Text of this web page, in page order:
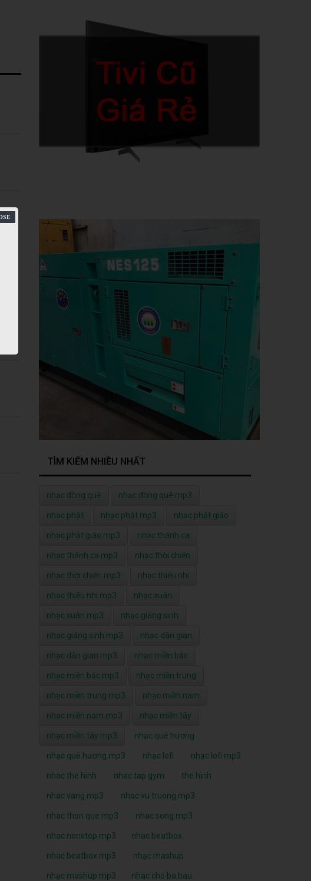
TÌM KIẾM NHIỀU NHẤT
nhạc đồng quê nhạc đồng quê mp3
nhạc phật nhạc phật mp3 nhạc phật giáo
nhạc phật giáo mp3 nhạc thánh ca
nhạc thánh ca mp3 nhạc thời chiến
nhạc thời chiến mp3 nhạc thiếu nhi
nhạc thiếu nhi mp3 nhạc xuân
nhạc xuân mp3 nhạc giáng sinh
nhạc giáng sinh mp3 nhạc dân gian
nhạc dân gian mp3 nhạc miền bắc
nhạc miền bắc mp3 nhạc miền trung
nhạc miền trung mp3 nhạc miền nam
nhạc miền nam mp3 nhạc miền tây
nhạc miền tây mp3 nhạc quê hương
nhạc quê hương mp3 nhạc lofi nhạc lofi mp3
nhac the hinh nhac tap gym the hinh
nhac vang mp3 nhac vu truong mp3
nhac thon que mp3 nhac song mp3
nhac nonstop mp3 nhac beatbox
nhac beatbox mp3 nhạc mashup
nhạc mashup mp3 nhac cho ba bau